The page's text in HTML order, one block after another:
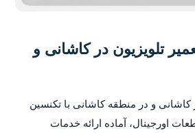
تلویزیون در کاشانی و
کاشانی و در منطقه کاشانی با تکنسین
اورجینال، آماده ارائه خدمات